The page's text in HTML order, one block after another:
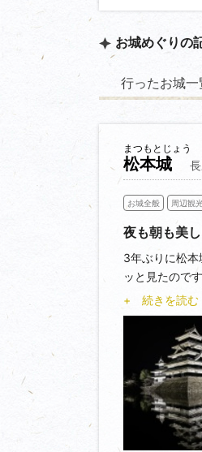
お城めぐりの
行ったお城一
松本城
まつもとじょう
お城全般 周辺観
夜も朝も美
3年ぶりに松
ッと見たので
い。
夜はさくら刺
本町通りを北
社がありその
向かって登っ
8:15くらいに
夜に撮った同
8:30の開門直
事前予約がお
+ 続きを読む